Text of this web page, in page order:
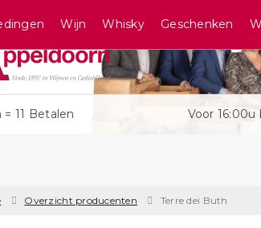
= 11 Betalen Voor
Wijn Whisky Geschenken
Overzicht producenten Terre dei Buth